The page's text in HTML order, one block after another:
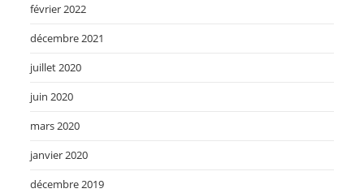
février 2022
décembre 2021
juillet 2020
juin 2020
mars 2020
janvier 2020
décembre 2019